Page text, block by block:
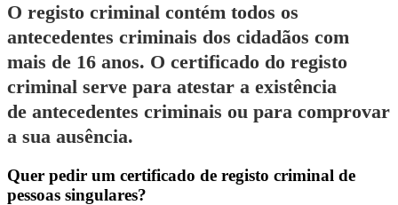
O registo criminal contém todos os
antecedentes criminais dos cidadãos com
mais de 16 anos. O certificado do registo
criminal serve para atestar a existência
de antecedentes criminais ou para comprovar
a sua ausência.
Quer pedir um certificado de registo criminal de
pessoas singulares?